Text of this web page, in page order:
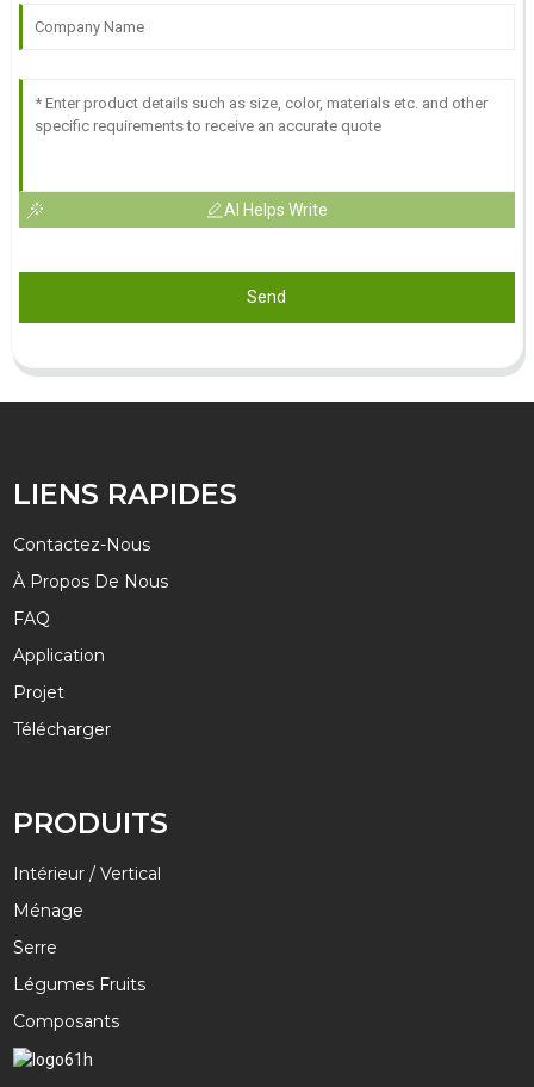
AI Helps Write
Send
LIENS RAPIDES
Contactez-Nous
À Propos De Nous
FAQ
Application
Projet
Télécharger
PRODUITS
Intérieur / Vertical
Ménage
Serre
Légumes Fruits
Composants